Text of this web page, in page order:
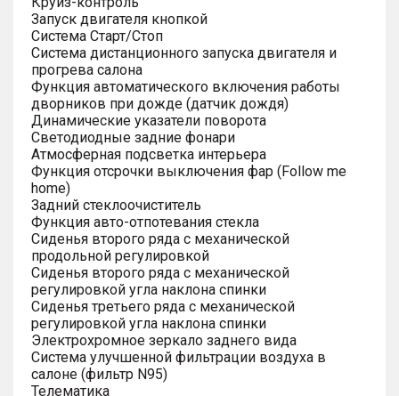
Запуск двигателя кнопкой
Система Старт/Стоп
Система дистанционного запуска двигателя и
прогрева салона
Функция автоматического включения работы
дворников при дожде (датчик дождя)
Динамические указатели поворота
Светодиодные задние фонари
Атмосферная подсветка интерьера
Функция отсрочки выключения фар (Follow me
home)
Задний стеклоочиститель
Функция авто-отпотевания стекла
Сиденья второго ряда с механической
продольной регулировкой
Сиденья второго ряда с механической
регулировкой угла наклона спинки
Сиденья третьего ряда с механической
регулировкой угла наклона спинки
Электрохромное зеркало заднего вида
Система улучшенной фильтрации воздуха в
салоне (фильтр N95)
Телематика